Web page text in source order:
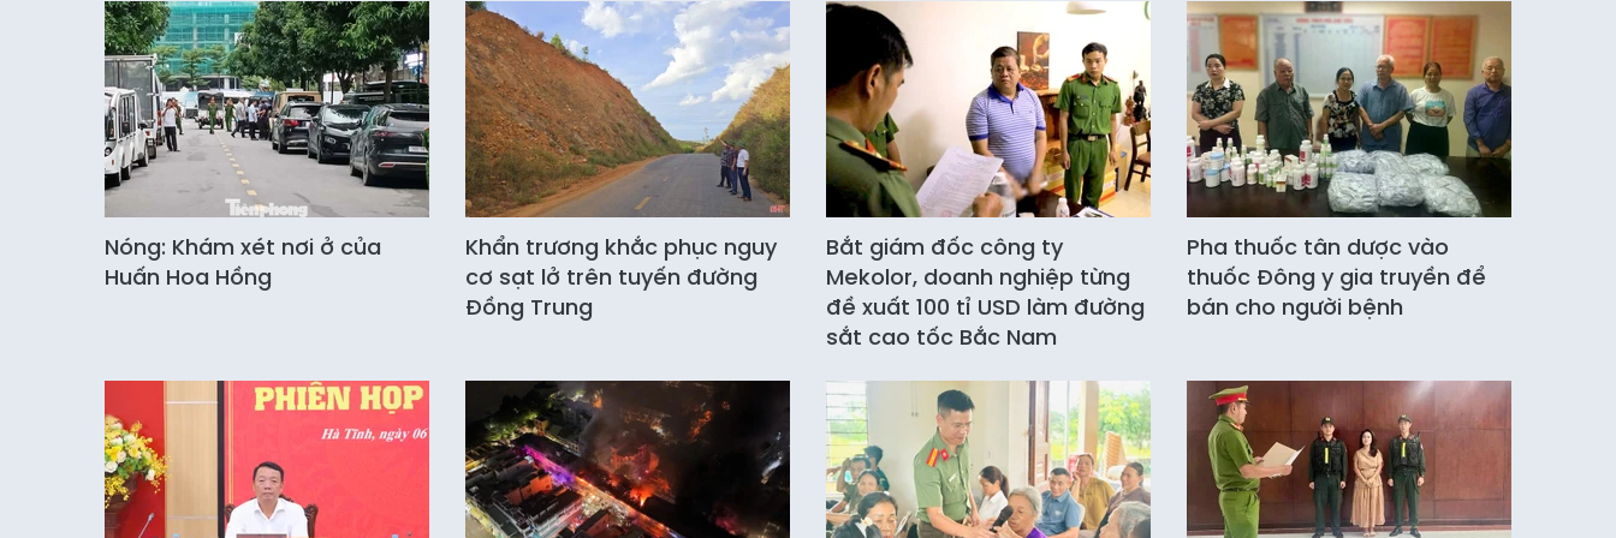
Nóng: Khám xét nơi ở của
Huấn Hoa Hồng
Khẩn trương khắc phục nguy
cơ sạt lở trên tuyến đường
Đồng Trung
Bắt giám đốc công ty
Mekolor, doanh nghiệp từng
đề xuất 100 tỉ USD làm đường
sắt cao tốc Bắc Nam
Pha thuốc tân dược vào
thuốc Đông y gia truyền để
bán cho người bệnh